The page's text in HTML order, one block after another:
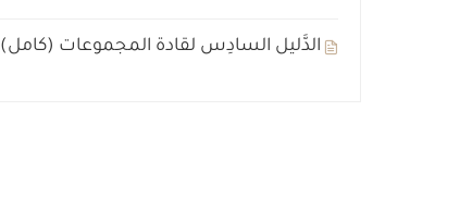
الدَّليل السادِس لقادة المجموعات (كامل)